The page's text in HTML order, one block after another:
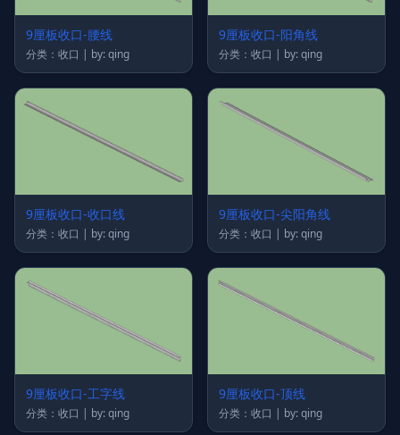
9厘板收口-腰线
分类：收口 | by: qing
9厘板收口-阳角线
分类：收口 | by: qing
9厘板收口-收口线
分类：收口 | by: qing
9厘板收口-尖阳角线
分类：收口 | by: qing
9厘板收口-工字线
分类：收口 | by: qing
9厘板收口-顶线
分类：收口 | by: qing